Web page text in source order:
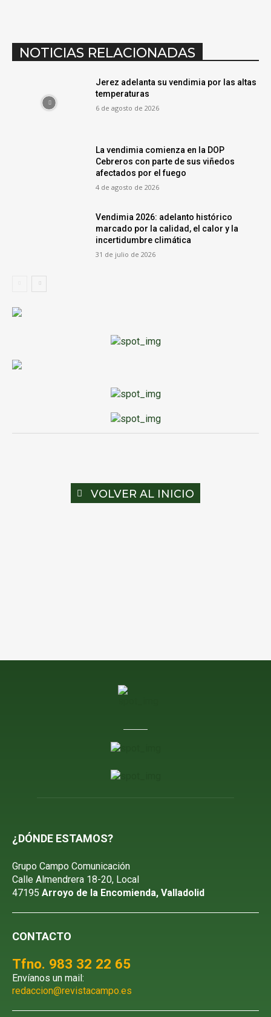
NOTICIAS RELACIONADAS
Jerez adelanta su vendimia por las altas
temperaturas
6 de agosto de 2026
La vendimia comienza en la DOP
Cebreros con parte de sus viñedos
afectados por el fuego
4 de agosto de 2026
Vendimia 2026: adelanto histórico
marcado por la calidad, el calor y la
incertidumbre climática
31 de julio de 2026
VOLVER AL INICIO
¿DÓNDE ESTAMOS?
Grupo Campo Comunicación
Calle Almendrera 18-20, Local
47195 Arroyo de la Encomienda, Valladolid
CONTACTO
Tfno. 983 32 22 65
Envíanos un mail:
redaccion@revistacampo.es